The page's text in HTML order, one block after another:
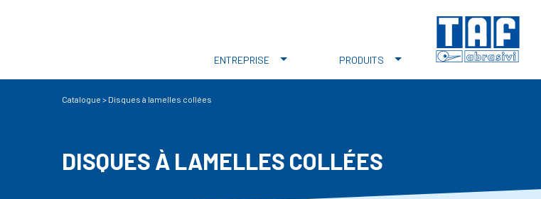
ENTREPRISE PRODUITS
Catalogue > Disques à lamelles collées
DISQUES À LAMELLES COLLÉES